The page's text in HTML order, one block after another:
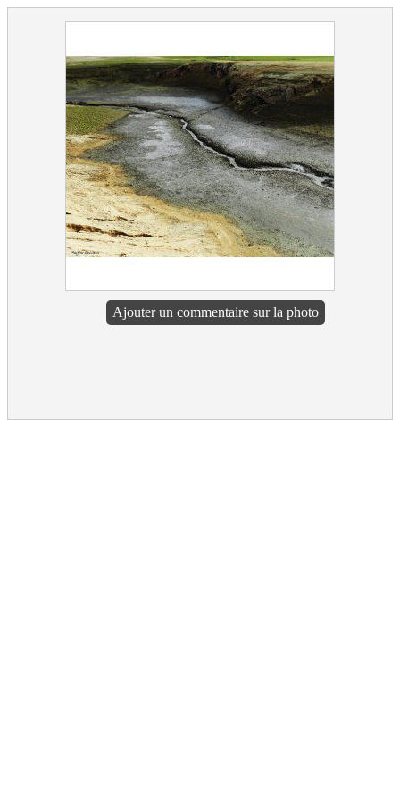
Ajouter un commentaire sur la photo